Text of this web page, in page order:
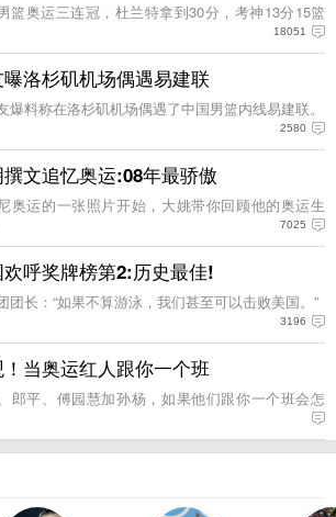
篮奥运三连冠，杜兰特拿到30分，考神13分15篮
18051
曝洛杉矶机场偶遇易建联
爆料称在洛杉矶机场偶遇了中国男篮内线易建联。
2580
文追忆奥运:08年最骄傲
奥运的一张照片开始，大姚带你回顾他的奥运生
7025
呼奖牌榜第2:历史最佳!
团长：“如果不算游泳，我们甚至可以击败美国。”
3196
！当奥运红人跟你一个班
郎平、傅园慧加孙杨，如果他们跟你一个班会怎